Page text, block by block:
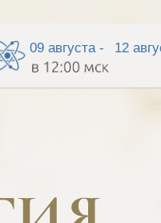
09 августа - 12